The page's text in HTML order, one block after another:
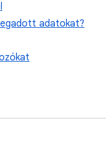
adatokat?